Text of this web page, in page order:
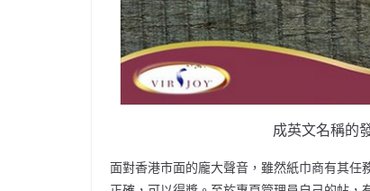
成英文名稱的
面對香港市面的龐大聲音，雖然紙巾商有其